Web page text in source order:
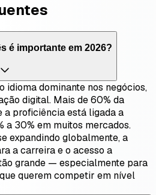
é importante em 2026?
idioma dominante nos negócios,
digital. Mais de 60% da
a proficiência está ligada a
a 30% em muitos mercados.
expandindo globalmente, a
a carreira e o acesso a
grande — especialmente para
querem competir em nível